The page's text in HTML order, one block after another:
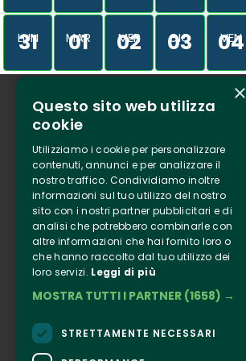
LUN
31 MAR
01 MER
02 GIO
03 VEN
04
Chi siamo
Tenuta Selvaggia
Contatti
Biglietteria
Clappit
Informazione
Seguici
Facebook
×
Questo sito web utilizza
cookie
Utilizziamo i cookie per personalizzare
contenuti, annunci e per analizzare il
nostro traffico. Condividiamo inoltre
informazioni sul tuo utilizzo del nostro
sito con i nostri partner pubblicitari e di
analisi che potrebbero combinarle con
altre informazioni che hai fornito loro o
che hanno raccolto dal tuo utilizzo dei
loro servizi. Leggi di più
MOSTRA TUTTI I PARTNER (1658) →
STRETTAMENTE NECESSARI